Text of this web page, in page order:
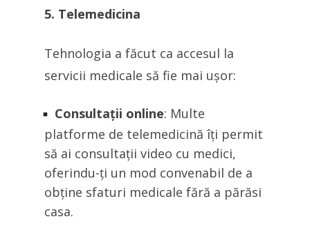
5. Telemedicina
Tehnologia a făcut ca accesul la
servicii medicale să fie mai ușor:
Consultații online: Multe
platforme de telemedicină îți permit
să ai consultații video cu medici,
oferindu-ți un mod convenabil de a
obține sfaturi medicale fără a părăsi
casa.